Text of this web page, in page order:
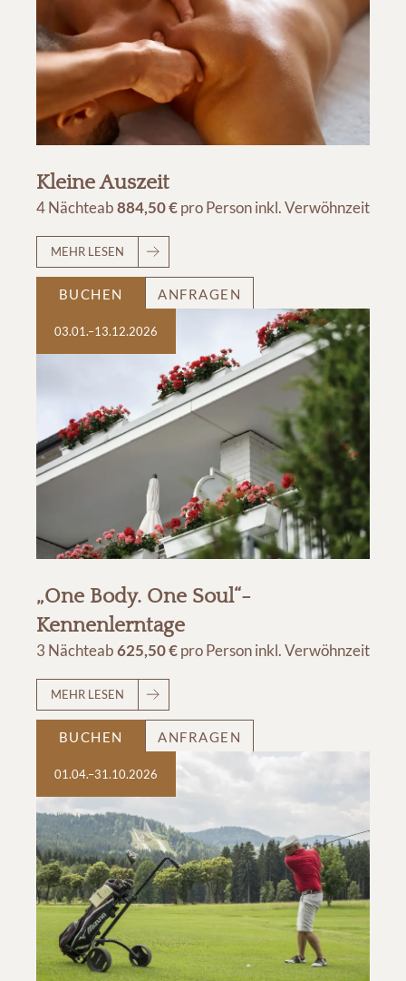
Kleine Auszeit
4 Nächteab884,50 €pro Personinkl. Verwöhnzeit
MEHR LESEN
BUCHEN ANFRAGEN
03.01.–13.12.2026
„One Body. One Soul“-
Kennenlerntage
3 Nächteab625,50 €pro Personinkl. Verwöhnzeit
MEHR LESEN
BUCHEN ANFRAGEN
01.04.–31.10.2026